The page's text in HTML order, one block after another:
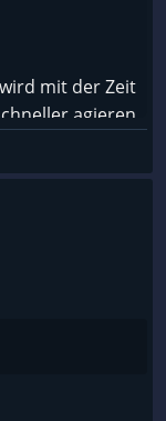
mit der Zeit
agieren